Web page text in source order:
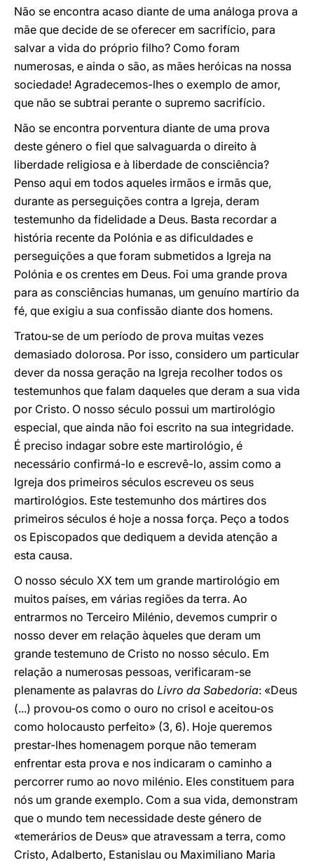
Não se encontra acaso diante de uma análoga prova a
mãe que decide de se oferecer em sacrifício, para
salvar a vida do próprio filho? Como foram
numerosas, e ainda o são, as mães heróicas na nossa
sociedade! Agradecemos-lhes o exemplo de amor,
que não se subtrai perante o supremo sacrifício.
Não se encontra porventura diante de uma prova
deste género o fiel que salvaguarda o direito à
liberdade religiosa e à liberdade de consciência?
Penso aqui em todos aqueles irmãos e irmãs que,
durante as perseguições contra a Igreja, deram
testemunho da fidelidade a Deus. Basta recordar a
história recente da Polónia e as dificuldades e
perseguições a que foram submetidos a Igreja na
Polónia e os crentes em Deus. Foi uma grande prova
para as consciências humanas, um genuíno martírio da
fé, que exigiu a sua confissão diante dos homens.
Tratou-se de um período de prova muitas vezes
demasiado dolorosa. Por isso, considero um particular
dever da nossa geração na Igreja recolher todos os
testemunhos que falam daqueles que deram a sua vida
por Cristo. O nosso século possui um martirológio
especial, que ainda não foi escrito na sua integridade.
É preciso indagar sobre este martirológio, é
necessário confirmá-lo e escrevê-lo, assim como a
Igreja dos primeiros séculos escreveu os seus
martirológios. Este testemunho dos mártires dos
primeiros séculos é hoje a nossa força. Peço a todos
os Episcopados que dediquem a devida atenção a
esta causa.
O nosso século XX tem um grande martirológio em
muitos países, em várias regiões da terra. Ao
entrarmos no Terceiro Milénio, devemos cumprir o
nosso dever em relação àqueles que deram um
grande testemuno de Cristo no nosso século. Em
relação a numerosas pessoas, verificaram-se
plenamente as palavras do Livro da Sabedoria: «Deus
(...) provou-os como o ouro no crisol e aceitou-os
como holocausto perfeito» (3, 6). Hoje queremos
prestar-lhes homenagem porque não temeram
enfrentar esta prova e nos indicaram o caminho a
percorrer rumo ao novo milénio. Eles constituem para
nós um grande exemplo. Com a sua vida, demonstram
que o mundo tem necessidade deste género de
«temerários de Deus» que atravessam a terra, como
Cristo, Adalberto, Estanislau ou Maximiliano Maria